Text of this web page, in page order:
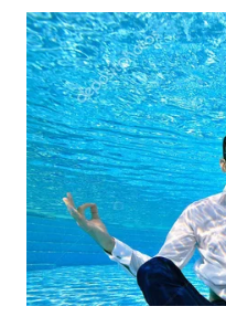
SEMARANG
WN
SOLO
WN
BOROBUDUR
WN
MADURA